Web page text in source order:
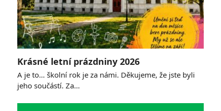
Krásné letní prázdniny 2026
A je to… školní rok je za námi. Děkujeme, že jste byli
jeho součástí. Za…